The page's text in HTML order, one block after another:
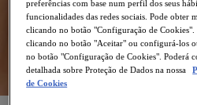
preferências com base num perfil dos seus
funcionalidades das redes sociais. Pode obter
clicando no botão "Configuração de Cookies".
clicando no botão "Aceitar" ou configurá-los
no botão "Configuração de Cookies". Poderá
detalhada sobre Proteção de Dados na nossa
de Cookies